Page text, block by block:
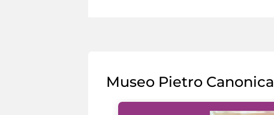
Museo Pietro Canonica